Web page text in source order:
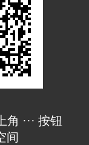
··· 按钮
间